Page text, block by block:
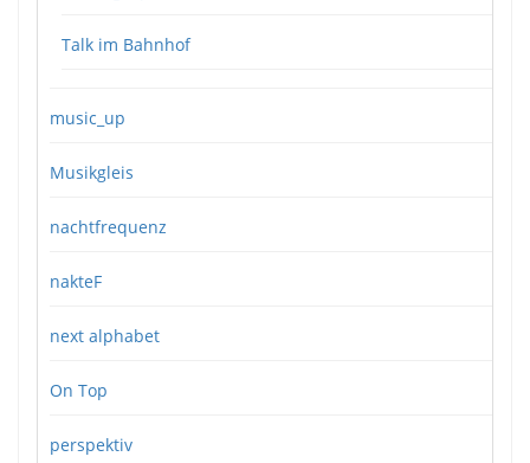
Talk im Bahnhof
music_up
Musikgleis
nachtfrequenz
nakteF
next alphabet
On Top
perspektiv